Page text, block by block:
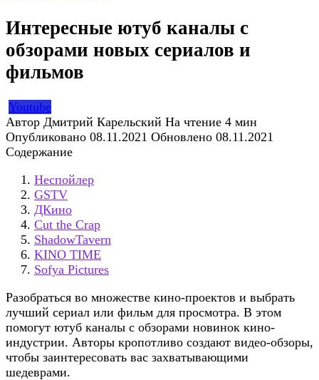
Интересные ютуб каналы с
обзорами новых сериалов и
фильмов
Youtube
Автор Дмитрий Карельский На чтение 4 мин
Опубликовано 08.11.2021 Обновлено 08.11.2021
Содержание
Неспойлер
GSTV
ДКино
Cut the Crap
ShadowTavern
KINO TIME
Sofya Pictures
Разобраться во множестве кино-проектов и выбрать
лучший сериал или фильм для просмотра. В этом
помогут ютуб каналы с обзорами новинок кино-
индустрии. Авторы кропотливо создают видео-обзоры,
чтобы заинтересовать вас захватывающими
шедеврами.